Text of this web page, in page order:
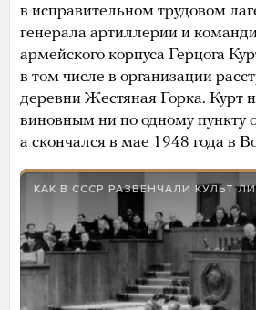
в исправительном трудовом
генерала артиллерии и
армейского корпуса Герцога
в том числе в организации
деревни Жестяная Горка. Курт
виновным ни по одному пункту
а скончался в мае 1948 года в
КАК В СССР РАЗВЕНЧАЛИ КУЛЬТ